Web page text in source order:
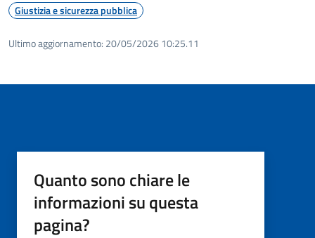
Giustizia e sicurezza pubblica
Ultimo aggiornamento: 20/05/2026 10:25.11
Quanto sono chiare le
informazioni su questa
pagina?